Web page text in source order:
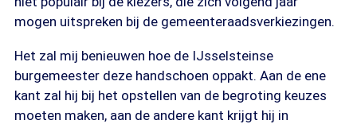
mogen uitspreken bij de gemeenteraadsverkiezingen.
Het zal mij benieuwen hoe de IJsselsteinse
burgemeester deze handschoen oppakt. Aan de ene
kant zal hij bij het opstellen van de begroting keuzes
moeten maken, aan de andere kant krijgt hij in